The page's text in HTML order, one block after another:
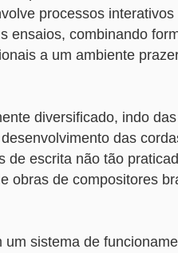
processos
ensaios, combinando
a um ambiente
diversificado, indo
das
de escrita não tão
obras de compositores
um sistema de